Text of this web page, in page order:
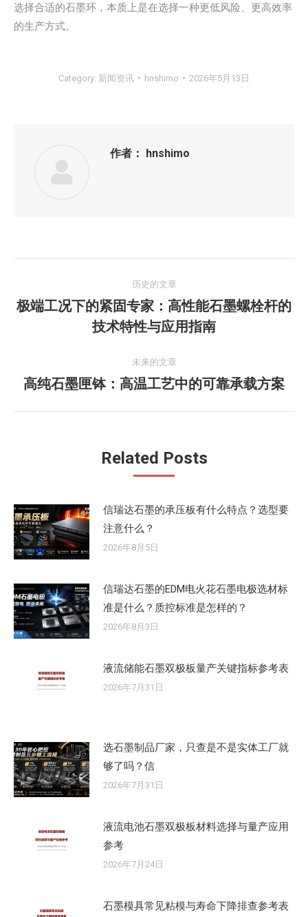
选择合适的石墨环，本质上是在选择一种更低风险、更高效率
的生产方式。
Category: 新闻资讯 hnshimo 2026年5月13日
作者： hnshimo
章
历史的文章
历
史
文
章：
极端工况下的紧固专家：高性能石墨螺栓杆的
技术特性与应用指南
未来的文章
未
章：
高纯石墨匣钵：高温工艺中的可靠承载方案
Related Posts
信瑞达石墨的承压板有什么特点？选型要
注意什么？
2026年8月5日
信瑞达石墨的EDM电火花石墨电极选材标
准是什么？质控标准是怎样的？
2026年8月3日
液流储能石墨双极板量产关键指标参考表
2026年7月31日
选石墨制品厂家，只查是不是实体工厂就
够了吗？信
2026年7月31日
液流电池石墨双极板材料选择与量产应用
参考
2026年7月24日
石墨模具常见粘模与寿命下降排查参考表